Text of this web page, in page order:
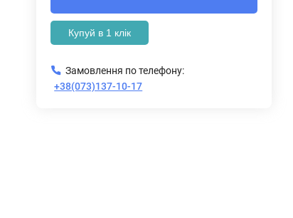
Купуй в 1 клік
Замовлення по телефону:
+38(073)137-10-17